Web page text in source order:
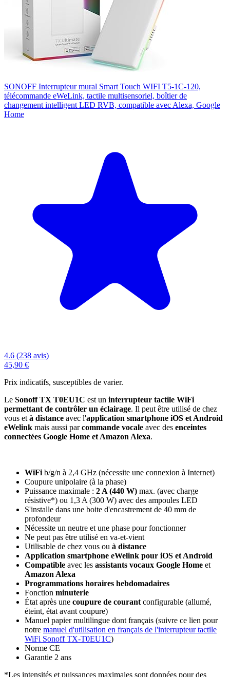
SONOFF Interrupteur mural Smart Touch WIFI T5-1C-120,
télécommande eWeLink, tactile multisensoriel, boîtier de
changement intelligent LED RVB, compatible avec Alexa, Google
Home
4.6 (238 avis)
45,90 €
Prix indicatifs, susceptibles de varier.
Le Sonoff TX T0EU1C est un interrupteur tactile WiFi
permettant de contrôler un éclairage. Il peut être utilisé de chez
vous et à distance avec l'application smartphone iOS et Android
eWelink mais aussi parcommande vocale avec des enceintes
connectées Google Home et Amazon Alexa.
WiFi b/g/n à 2,4 GHz (nécessite une connexion à Internet)
Coupure unipolaire (à la phase)
Puissance maximale : 2 A (440 W) max. (avec charge
résistive*) ou 1,3 A (300 W) avec des ampoules LED
S'installe dans une boite d'encastrement de 40 mm de
profondeur
Nécessite un neutre et une phase pour fonctionner
Ne peut pas être utilisé en va-et-vient
Utilisable de chez vous ou à distance
Application smartphone eWelink pour iOS et Android
Compatible avec les assistants vocaux Google Home et
Amazon Alexa
Programmations horaires hebdomadaires
Fonction minuterie
État après une coupure de courant configurable (allumé,
éteint, état avant coupure)
Manuel papier multilingue dont français (suivre ce lien pour
notre manuel d'utilisation en français de l'interrupteur tactile
WiFi Sonoff TX-T0EU1C)
Norme CE
Garantie 2 ans
*Les intensités et puissances maximales sont données pour des